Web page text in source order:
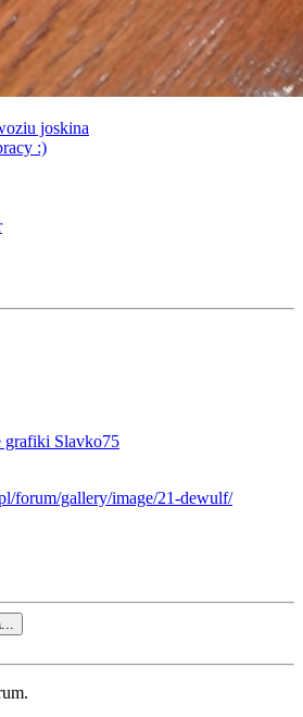
grafiki Slavko75
forum/gallery/image/21-dewulf/